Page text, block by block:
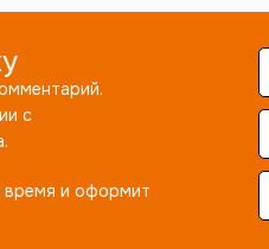
с
время и оформит